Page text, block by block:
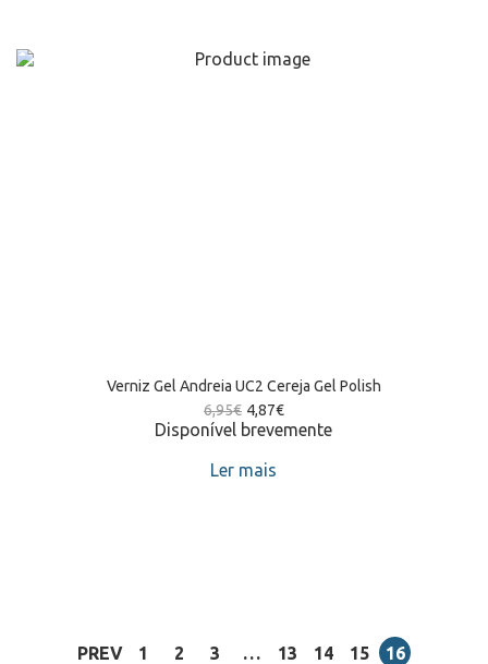
Verniz Gel Andreia UC2 Cereja Gel Polish
6,95€ 4,87€
Disponível brevemente
Ler mais
PREV 1 2 3 … 13 14 15 16